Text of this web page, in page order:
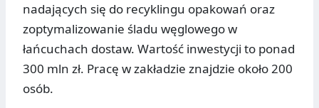
nadających się do recyklingu opakowań oraz
zoptymalizowanie śladu węglowego w
łańcuchach dostaw. Wartość inwestycji to ponad
300 mln zł. Pracę w zakładzie znajdzie około 200
osób.